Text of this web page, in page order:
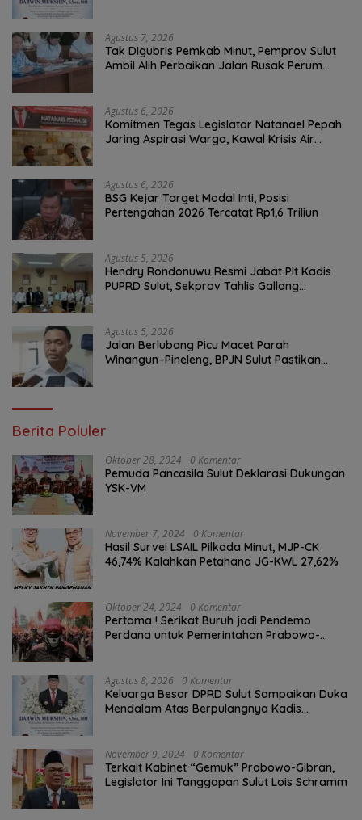
Agustus 7, 2026
Tak Digubris Pemkab Minut, Pemprov Sulut
Ambil Alih Perbaikan Jalan Rusak Perum
Agustus 6, 2026
Komitmen Tegas Legislator Natanael Pepah
Jaring Aspirasi Warga, Kawal Krisis Air
Agustus 6, 2026
BSG Kejar Target Modal Inti, Posisi
Pertengahan 2026 Tercatat Rp1,6 Triliun
Agustus 5, 2026
Hendry Rondonuwu Resmi Jabat Plt Kadis
PUPRD Sulut, Sekprov Tahlis Gallang
Agustus 5, 2026
Jalan Berlubang Picu Macet Parah
Winangun–Pineleng, BPJN Sulut Pastikan
Berita Poluler
Oktober 28, 2024 0 Komentar
Pemuda Pancasila Sulut Deklarasi Dukungan
YSK-VM
November 7, 2024 0 Komentar
Hasil Survei LSAIL Pilkada Minut, MJP-CK
46,74% Kalahkan Petahana JG-KWL 27,62%
Oktober 24, 2024 0 Komentar
Pertama ! Serikat Buruh jadi Pendemo
Perdana untuk Pemerintahan Prabowo-
Agustus 8, 2026 0 Komentar
Keluarga Besar DPRD Sulut Sampaikan Duka
Mendalam Atas Berpulangnya Kadis
November 9, 2024 0 Komentar
Terkait Kabinet “Gemuk” Prabowo-Gibran,
Legislator Ini Tanggapan Sulut Lois Schramm